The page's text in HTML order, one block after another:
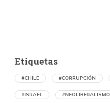
Etiquetas
#CHILE #CORRUPCIÓN
#ISRAEL #NEOLIBERALISMO